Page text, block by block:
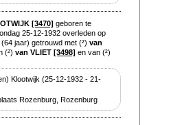
[3470] geboren te
25-12-1932 overleden op
jaar) getrouwd met (²)van
(²)van VLIET [3498] en van (²)
Klootwijk (25-12-1932 - 21-
Rozenburg, Rozenburg